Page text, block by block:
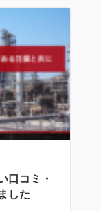
口コミ・
した